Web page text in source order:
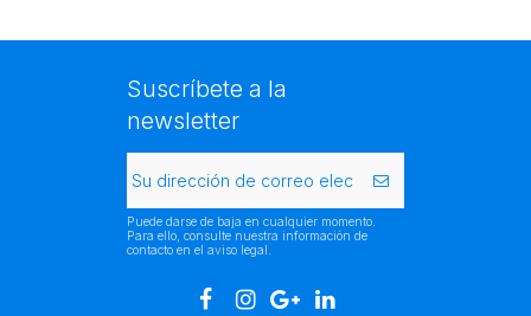
Suscríbete a la
newsletter
Puede darse de baja en cualquier momento.
Para ello, consulte nuestra información de
contacto en el aviso legal.